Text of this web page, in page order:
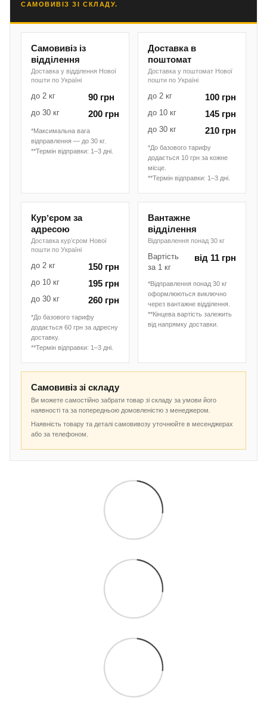
САМОВИВІЗ ЗІ СКЛАДУ.
Самовивіз із
відділення
Доставка у відділення Нової
пошти по Україні
до 2 кг 90 грн
до 30 кг 200 грн
*Максимальна вага
відправлення — до 30 кг.
**Термін відправки: 1–3 дні.
Доставка в
поштомат
Доставка у поштомат Нової
пошти по Україні
до 2 кг 100 грн
до 10 кг 145 грн
до 30 кг 210 грн
*До базового тарифу
додається 10 грн за кожне
місце.
**Термін відправки: 1–3 дні.
Курʼєром за
адресою
Доставка курʼєром Нової
пошти по Україні
до 2 кг 150 грн
до 10 кг 195 грн
до 30 кг 260 грн
*До базового тарифу
додається 60 грн за адресну
доставку.
**Термін відправки: 1–3 дні.
Вантажне
відділення
Відправлення понад 30 кг
Вартість
за 1 кг
від 11 грн
*Відправлення понад 30 кг
оформлюються виключно
через вантажне відділення.
**Кінцева вартість залежить
від напрямку доставки.
Самовивіз зі складу
Ви можете самостійно забрати товар зі складу за умови його
наявності та за попередньою домовленістю з менеджером.
Наявність товару та деталі самовивозу уточнюйте в месенджерах
або за телефоном.